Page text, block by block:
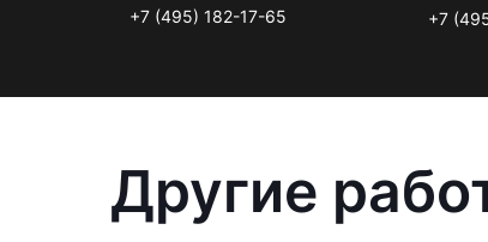
+7 (495) 182-17-65
+7
Другие